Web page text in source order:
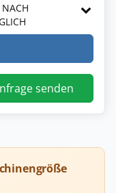
senden